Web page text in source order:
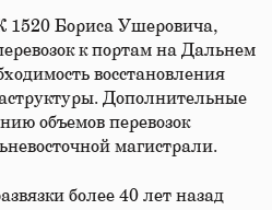
1520 Бориса Ушеровича,
к портам на Дальнем
восстановления
Дополнительные
объемов перевозок
магистрали.
более 40 лет назад